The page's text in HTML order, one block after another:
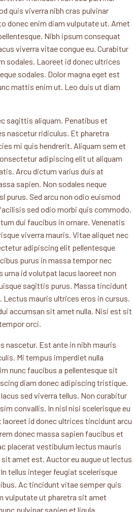
quis viverra nibh cras pulvinar
donec enim diam vulputate ut. Amet
Nibh ipsum consequat
viverra vitae congue eu. Curabitur
sodales. Laoreet id donec ultrices
sodales. Dolor magna eget est
mattis enim ut. Leo duis ut diam
sagittis aliquam. Penatibus et
nascetur ridiculus. Et pharetra
mi quis hendrerit. Aliquam sem et
adipiscing elit ut aliquam
Arcu dictum varius duis at
sapien. Non sodales neque
purus. Sed arcu non odio euismod
sed odio morbi quis commodo.
dui faucibus in ornare. Venenatis
viverra mauris. Vitae aliquet nec
adipiscing elit pellentesque
purus in massa tempor nec
urna id volutpat lacus laoreet non
sagittis purus. Massa tincidunt
mauris ultrices eros in cursus.
accumsan sit amet nulla. Nisi est sit
orci.
nascetur. Est ante in nibh mauris
Mi tempus imperdiet nulla
nunc faucibus a pellentesque sit
diam donec adipiscing tristique.
sed viverra tellus. Non curabitur
convallis. In nisl nisi scelerisque eu
id donec ultrices tincidunt arcu
donec massa sapien faucibus et
placerat vestibulum lectus mauris
amet est. Auctor eu augue ut lectus
tellus integer feugiat scelerisque
Ac tincidunt vitae semper quis
vulputate ut pharetra sit amet
pulvinar sapien et ligula